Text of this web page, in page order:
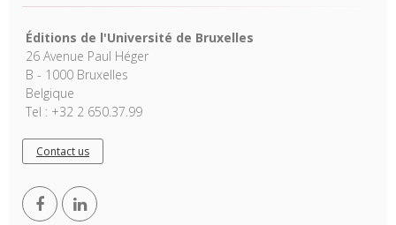
Éditions de l'Université de Bruxelles
26 Avenue Paul Héger
B - 1000 Bruxelles
Belgique
Tel : +32 2 650.37.99
Contact us